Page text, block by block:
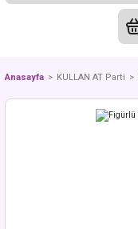
Anasayfa KULLAN AT Parti